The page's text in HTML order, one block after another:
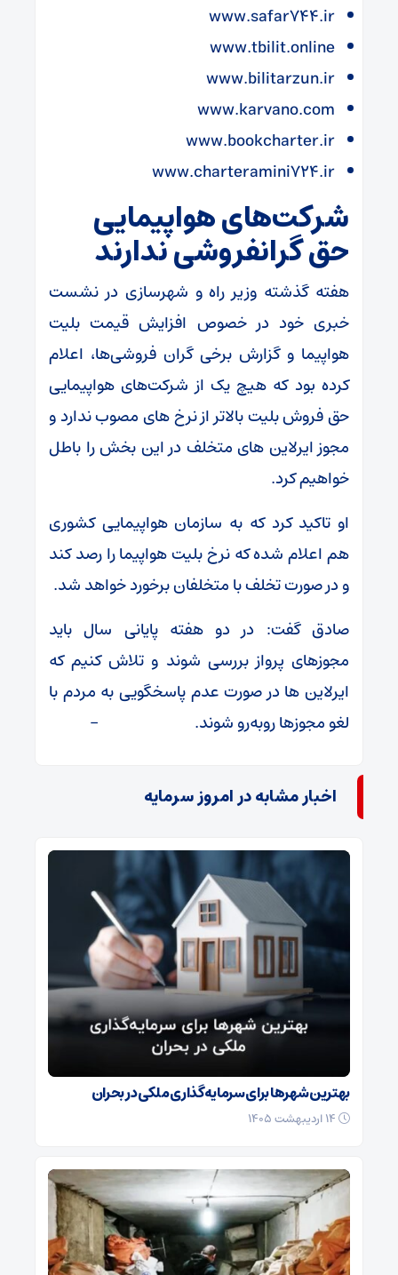
www.safar۷۴۴.ir
www.tbilit.online
www.bilitarzun.ir
www.karvano.com
www.bookcharter.ir
www.charteramini۷۲۴.ir
شرکت‌های هواپیمایی
حق گرانفروشی ندارند
هفته گذشته وزیر راه و شهرسازی در نشست
خبری خود در خصوص افزایش قیمت بلیت
هواپیما و گزارش برخی گران فروشی‌ها، اعلام
کرده بود که هیچ یک از شرکت‌های هواپیمایی
حق فروش بلیت بالاتر از نرخ های مصوب ندارد و
مجوز ایرلاین های متخلف در این بخش را باطل
خواهیم کرد.
او تاکید کرد که به سازمان هواپیمایی کشوری
هم اعلام شده که نرخ بلیت هواپیما را رصد کند
و در صورت تخلف با متخلفان برخورد خواهد شد.
صادق گفت: در دو هفته پایانی سال باید
مجوزهای پرواز بررسی شوند و تلاش کنیم که
ایرلاین ها در صورت عدم پاسخگویی به مردم با
لغو مجوزها روبه‌رو شوند. –
اخبار مشابه در امروز سرمایه
بهترین شهرها برای سرمایه‌گذاری ملکی در بحران